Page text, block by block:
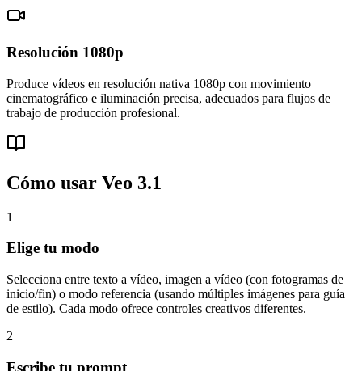
Resolución 1080p
Produce vídeos en resolución nativa 1080p con movimiento
cinematográfico e iluminación precisa, adecuados para flujos de
trabajo de producción profesional.
Cómo usar Veo 3.1
1
Elige tu modo
Selecciona entre texto a vídeo, imagen a vídeo (con fotogramas de
inicio/fin) o modo referencia (usando múltiples imágenes para guía
de estilo). Cada modo ofrece controles creativos diferentes.
2
Escribe tu prompt